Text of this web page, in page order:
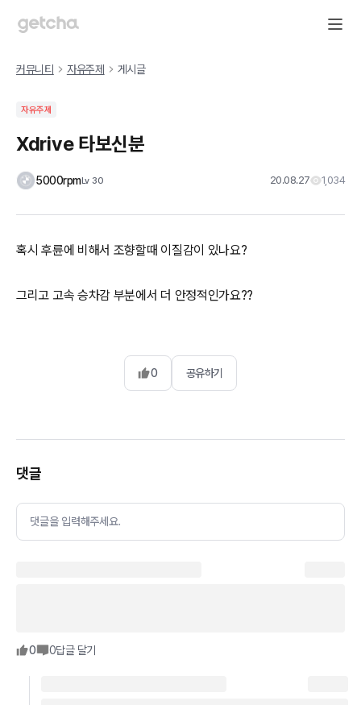
커뮤니티 자유주제 게시글
자유주제
Xdrive 타보신분
5000rpmLv30 20.08.27 1,034
혹시 후륜에 비해서 조향할때 이질감이 있나요?
그리고 고속 승차감 부분에서 더 안정적인가요??
0 공유하기
댓글
댓글을 입력해주세요.
0 0답글 달기